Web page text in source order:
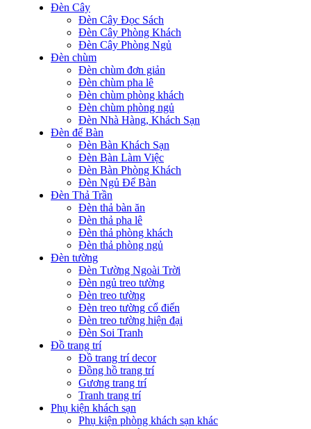
Đèn Cây
Đèn Cây Đọc Sách
Đèn Cây Phòng Khách
Đèn Cây Phòng Ngủ
Đèn chùm
Đèn chùm đơn giản
Đèn chùm pha lê
Đèn chùm phòng khách
Đèn chùm phòng ngủ
Đèn Nhà Hàng, Khách Sạn
Đèn để Bàn
Đèn Bàn Khách Sạn
Đèn Bàn Làm Việc
Đèn Bàn Phòng Khách
Đèn Ngủ Để Bàn
Đèn Thả Trần
Đèn thả bàn ăn
Đèn thả pha lê
Đèn thả phòng khách
Đèn thả phòng ngủ
Đèn tường
Đèn Tường Ngoài Trời
Đèn ngủ treo tường
Đèn treo tường
Đèn treo tường cổ điển
Đèn treo tường hiện đại
Đèn Soi Tranh
Đồ trang trí
Đồ trang trí decor
Đồng hồ trang trí
Gương trang trí
Tranh trang trí
Phụ kiện khách sạn
Phụ kiện phòng khách sạn khác